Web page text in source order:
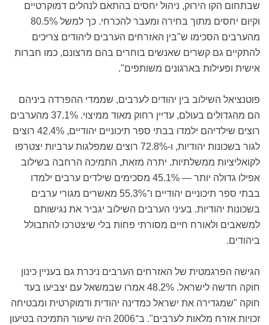
שבתחום הקו הירוק, ניהול יחסים בהתאם לנהלים דמוקרטיים
וקיום יחסים מתוך בחירה ומעבר להכרחי. כך למשל 80.5%
מהערבים הסכימו ש"בין האזרחים הערבים ליהודים צריכים
להתקיים גם קשרים שאנשים בוחרים בהם מרצונם, כמו חברות
אישית ופעילות בארגונים משותפים".
פוטנציאל השילוב בין יהודים לערבים, שממדי ההפרדה ביניהם
הם מהגדולים בעולם, עדיין רחוק מאוד ממיצוי. 37.1% מהערבים
רוצים שילדיהם ילמדו בבתי ספר תיכוניים יהודיים, 42.4% רוצים
לגור בשכונות יהודיות, ו-72.8% רוצים שמפלגות ערביות יצטרפו
לקואליציות ממשלתיות. יתרה מזאת, התמיכה הרחבה בשילוב
אפילו גדולה יותר — 45.1% מסכימים שילדים ערבים ילמדו
בבתי ספר תיכוניים יהודיים ו־55.3% מאשרים מגורי ערבים
בשכונות יהודיות. בעיני הערבים השילוב יגביר את נגישותם
למשאבים ולאורח חיים מסורתי פחות בלי שיצטרכו להתבולל
ביהודים.
הגישה הפרגמטית של האזרחים הערבים ניכרת גם בעניין כינון
חוקה חדשה לישראל. 48.2% אמרו שבמשאל עם יצביעו בעד
חוקה "שמגדירה את ישראל כמדינה יהודית ודמוקרטית ומבטיחה
זכויות אזרח מלאות לערבים". ב־2006 היה שיעור התמיכה בטיעון